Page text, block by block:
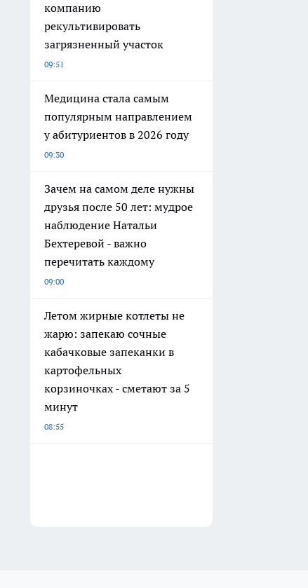
компанию
рекультивировать
загрязненный участок
09:51
Медицина стала самым
популярным направлением
у абитуриентов в 2026 году
09:30
Зачем на самом деле нужны
друзья после 50 лет: мудрое
наблюдение Натальи
Бехтеревой - важно
перечитать каждому
09:00
Летом жирные котлеты не
жарю: запекаю сочные
кабачковые запеканки в
картофельных
корзиночках - сметают за 5
минут
08:55